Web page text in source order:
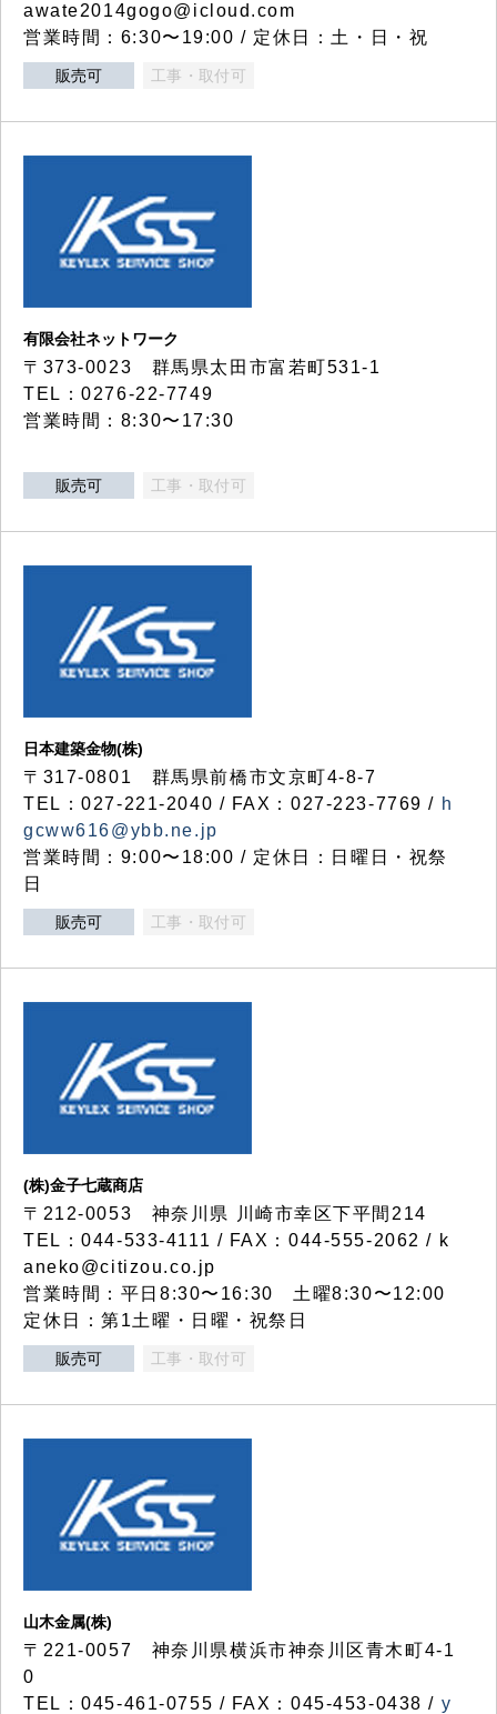
awate2014gogo@icloud.com
営業時間：6:30〜19:00 / 定休日：土・日・祝
販売可 工事・取付可
有限会社ネットワーク
〒373-0023 群馬県太田市富若町531-1
TEL：0276-22-7749
営業時間：8:30〜17:30
販売可 工事・取付可
日本建築金物(株)
〒317‐0801 群馬県前橋市文京町4-8-7
TEL：027-221-2040 / FAX：027-223-7769 / h
gcww616@ybb.ne.jp
営業時間：9:00〜18:00 / 定休日：日曜日・祝祭
日
販売可 工事・取付可
(株)金子七蔵商店
〒212-0053 神奈川県 川崎市幸区下平間214
TEL：044-533-4111 / FAX：044-555-2062 / k
aneko@citizou.co.jp
営業時間：平日8:30〜16:30 土曜8:30〜12:00
定休日：第1土曜・日曜・祝祭日
販売可 工事・取付可
山木金属(株)
〒221-0057 神奈川県横浜市神奈川区青木町4-1
0
TEL：045-461-0755 / FAX：045-453-0438 / y